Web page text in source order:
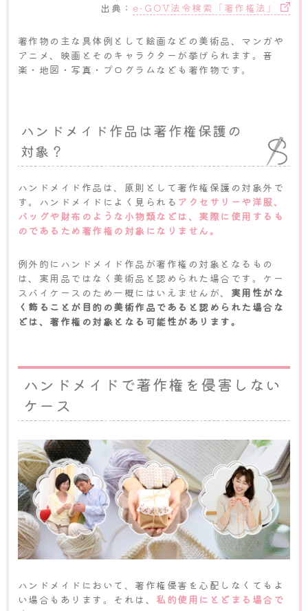
出典： e-GOV法令検索「著作権法」
著作物の主な具体例として絵画などの美術品、マンガや
アニメ、映画とそのキャラクターが挙げられます。音
楽・地図・写真・プログラムなども著作物です。
ハンドメイド作品は著作権保護の
対象？
ハンドメイド作品は、原則として著作権保護の対象外で
す。ハンドメイドによく見られる アクセサリーや洋服、
バッグや財布のような小物類などは、実際に使用するも
のであるため著作権の対象になりません。
例外的にハンドメイド作品が著作権の対象となるもの
は、実用品ではなく美術品と認められた場合です。ケー
スバイケースのため一概にはいえませんが、 実用性がな
く飾ることが目的の美術作品であると認められた場合な
どは、著作権の対象となる可能性があります。
ハンドメイドで著作権を侵害しない
ケース
ハンドメイドにおいて、著作権侵害を心配しなくてもよ
い場合もあります。それは、 私的使用にとどまる場合で